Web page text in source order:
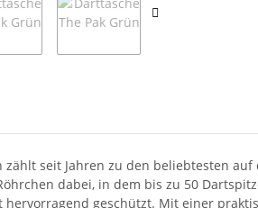
seit Jahren zu den beliebtesten
dabei, in dem bis zu 50
geschützt. Mit einer